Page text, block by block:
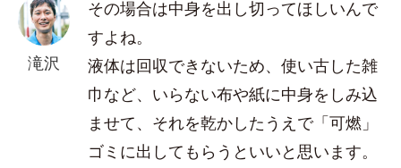
滝沢
その場合は中身を出し切ってほしいんで
すよね。
液体は回収できないため、使い古した雑
巾など、いらない布や紙に中身をしみ込
ませて、それを乾かしたうえで「可燃」
ゴミに出してもらうといいと思います。